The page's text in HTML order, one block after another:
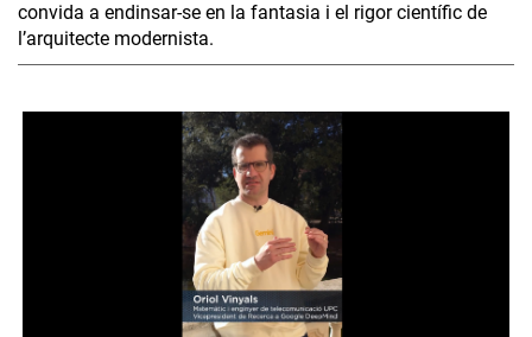
convida a endinsar-se en la fantasia i el rigor científic de
l’arquitecte modernista.